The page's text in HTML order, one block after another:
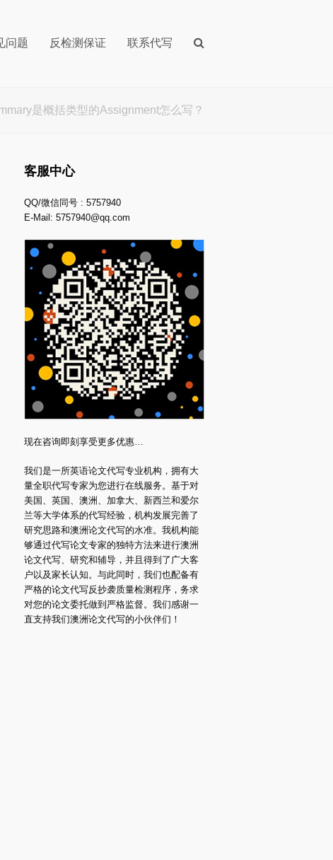
问题 反检测保证 联系代写
是概括类型的Assignment怎么写？
客服中心
QQ/微信同号 : 5757940
E-Mail:5757940@qq.com
现在咨询即刻享受更多优惠…
我们是一所英语论文代写专业机构，拥有大
量全职代写专家为您进行在线服务。基于对
美国、英国、澳洲、加拿大、新西兰和爱尔
兰等大学体系的代写经验，机构发展完善了
研究思路和澳洲论文代写的水准。我机构能
够通过代写论文专家的独特方法来进行澳洲
论文代写、研究和辅导，并且得到了广大客
户以及家长认知。与此同时，我们也配备有
严格的论文代写反抄袭质量检测程序，务求
对您的论文委托做到严格监督。我们感谢一
直支持我们澳洲论文代写的小伙伴们！